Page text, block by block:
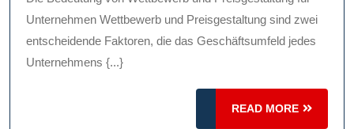
Optimale
Preisgestaltung
Unternehmen Wettbewerb und Preisgestaltung sind zwei
entscheidende Faktoren, die das Geschäftsumfeld jedes
Unternehmens {...}
READ MORE
READ
MORE